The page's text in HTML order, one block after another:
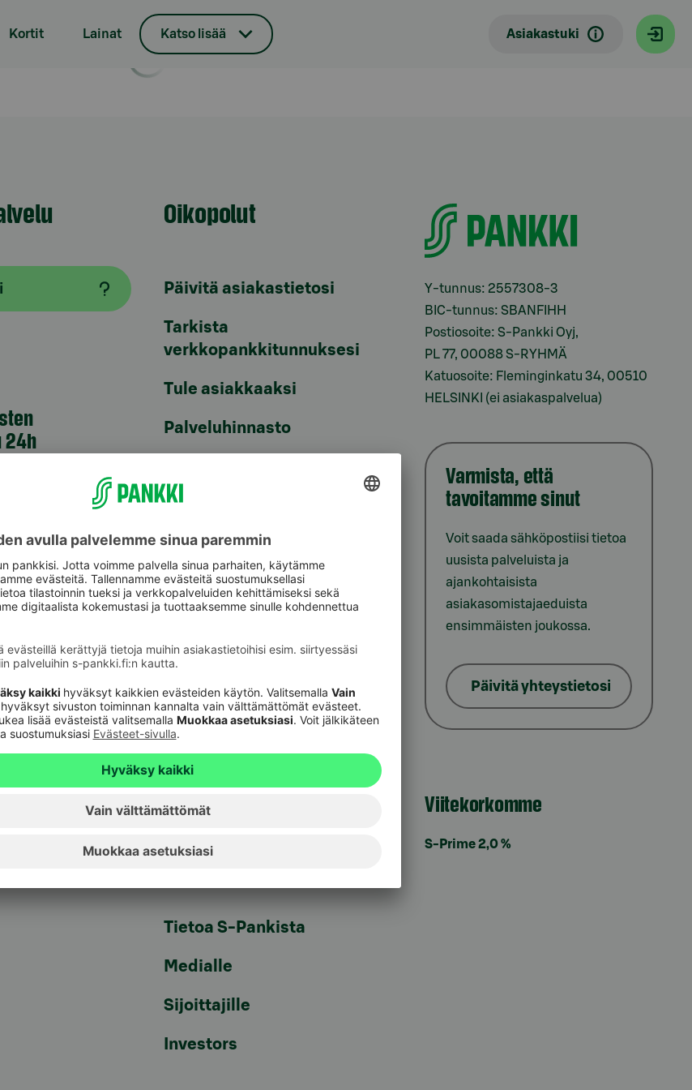
Kortit Lainat Katso lisää Asiakastuki
24h
24h
Oikopolut
Päivitä asiakastietosi
Tarkista
verkkopankkitunnuksesi
Tule asiakkaaksi
Palveluhinnasto
Turvallinen pankkiasiointi
Rahastojen arvot
Tiedotteet
Vuokrattavat toimitilat
Anna palautetta
Reklamaatiot
Peruutuspyyntö
Ajanvaraus
Verkkotapaaminen
Tietoa S-Pankista
Medialle
Sijoittajille
Investors
Y-tunnus: 2557308-3
BIC-tunnus: SBANFIHH
Postiosoite: S-Pankki Oyj,
PL 77, 00088 S-RYHMÄ
Katuosoite: Fleminginkatu 34, 00510
HELSINKI (ei asiakaspalvelua)
Varmista, että
tavoitamme sinut
Voit saada sähköpostiisi tietoa
uusista palveluista ja
ajankohtaisista
asiakasomistajaeduista
ensimmäisten joukossa.
Päivitä yhteystietosi
Viitekorkomme
S-Prime 2,0 %